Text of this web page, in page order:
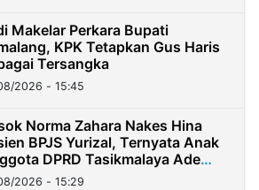
Makelar Perkara Bupati
KPK Tetapkan Gus Haris
Tersangka
2026 - 15:45
Norma Zahara Nakes Hina
BPJS Yurizal, Ternyata Anak
DPRD Tasikmalaya Ade
2026 - 15:29